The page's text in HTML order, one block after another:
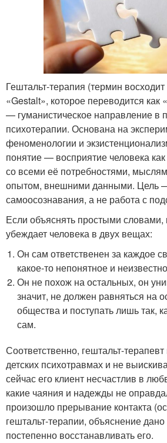
Гештальт-терапия (термин
«Gestalt», которое переводится как
— гуманистическое направление в
психотерапии. Основана на
феноменологии и
понятие — восприятие человека
со всеми её потребностями,
опытом, внешними данными. Цель
самоосознавания, а не работа с
Если объяснять простыми словами,
убеждает человека в двух вещах:
Он сам ответственен за каждое
какое-то непонятное и
Он не похож на остальных, он
значит, не должен равняться на
общества и поступать лишь так,
сам.
Соответственно, гештальт-терапевт
детских психотравмах и не
сейчас его клиент несчастлив в
какие чаяния и надежды не
произошло прерывание контакта
гештальт-терапии, объяснение
постепенно восстанавливать его.